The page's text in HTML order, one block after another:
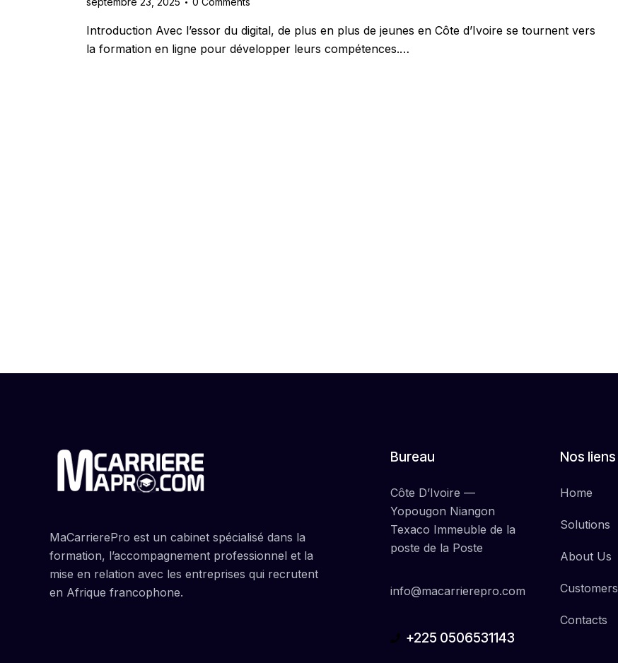
Introduction Avec l’essor du digital, de plus en plus de jeunes en Côte d’Ivoire se tournent vers
la formation en ligne pour développer leurs compétences.…
MaCarrierePro est un cabinet spécialisé dans la
formation, l’accompagnement professionnel et la
mise en relation avec les entreprises qui recrutent
en Afrique francophone.
Bureau
Côte D’Ivoire —
Yopougon Niangon
Texaco Immeuble de la
poste de la Poste
info@macarrierepro.com
+225 0506531143
Nos liens
Home
Solutions
About Us
Customers
Contacts